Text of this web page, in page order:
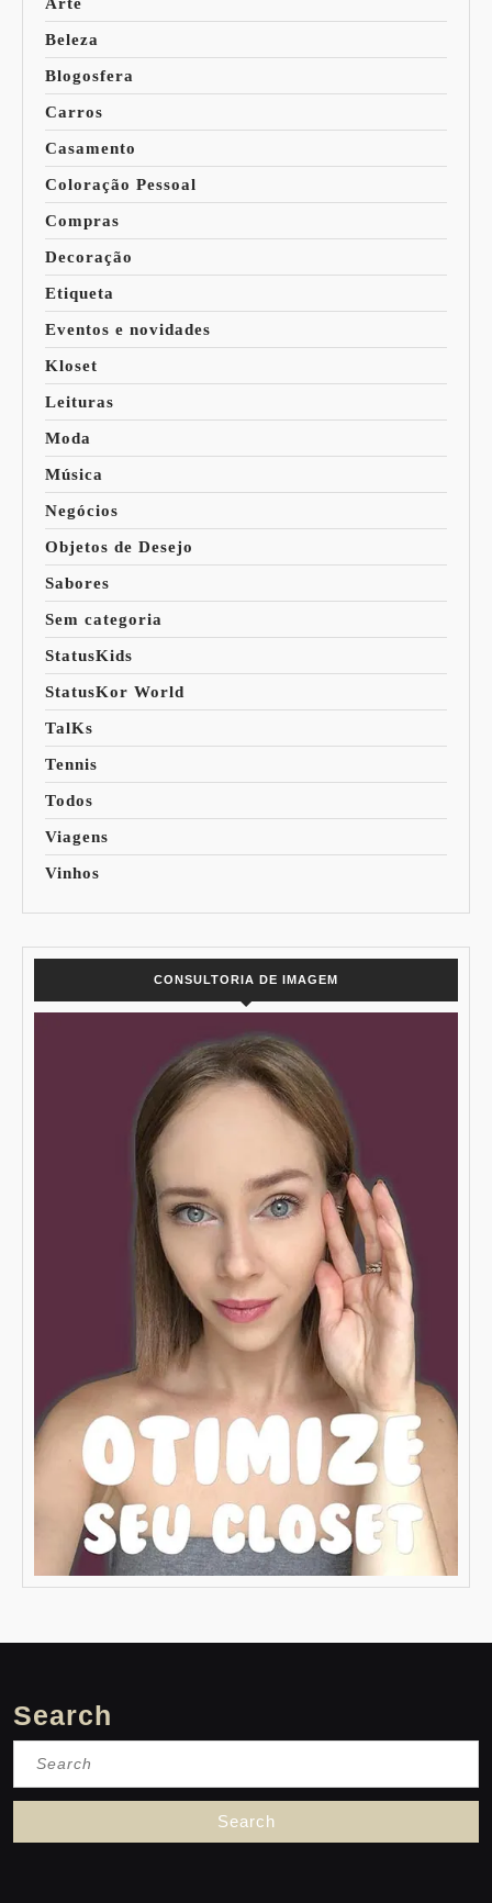
Beleza
Blogosfera
Carros
Casamento
Coloração Pessoal
Compras
Decoração
Etiqueta
Eventos e novidades
Kloset
Leituras
Moda
Música
Negócios
Objetos de Desejo
Sabores
Sem categoria
StatusKids
StatusKor World
TalKs
Tennis
Todos
Viagens
Vinhos
CONSULTORIA DE IMAGEM
Search